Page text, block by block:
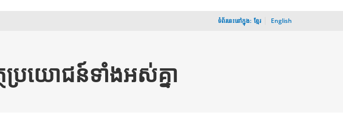
ទំព័រ​នេះ​នៅ​ក្នុង: ខ្មែរ English
ប្រយោជន៍ទាំងអស់គ្នា